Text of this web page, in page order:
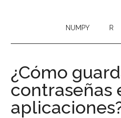
NUMPY R
¿Cómo
contraseñas